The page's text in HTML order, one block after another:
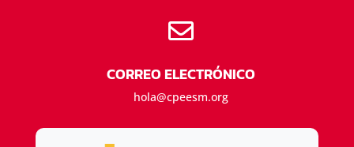

CORREO ELECTRÓNICO
hola@cpeesm.org